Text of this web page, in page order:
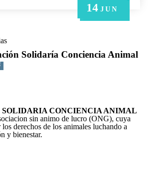
14 JUN
6 MAY
6 MAY
21 JUN
14 JUN
Solidaría Conciencia Animal
SOLIDARIA CONCIENCIA ANIMAL
sin animo de lucro (ONG), cuya
derechos de los animales luchando a
y bienestar.